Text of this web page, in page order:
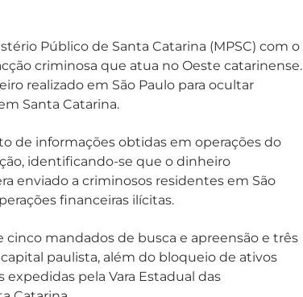
Público de Santa Catarina (MPSC) com o
criminosa que atua no Oeste catarinense.
realizado em São Paulo para ocultar
Santa Catarina.
de informações obtidas em operações do
identificando-se que o dinheiro
enviado a criminosos residentes em São
financeiras ilícitas.
mandados de busca e apreensão e três
paulista, além do bloqueio de ativos
pela Vara Estadual das